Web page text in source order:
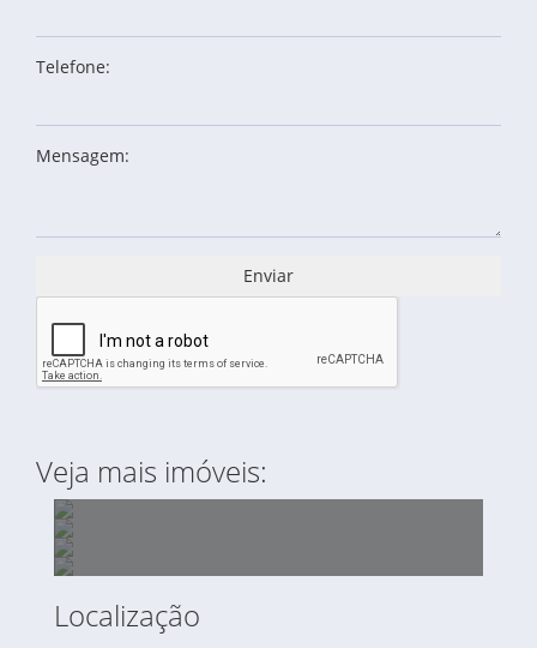
Telefone:
Mensagem:
Enviar
Veja mais imóveis:
Localização